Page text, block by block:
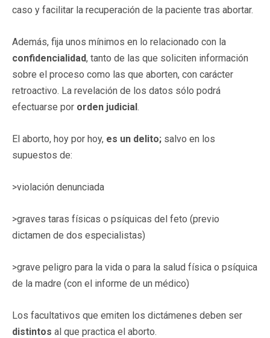
caso y facilitar la recuperación de la paciente tras abortar.
Además, fija unos mínimos en lo relacionado con la
confidencialidad, tanto de las que soliciten información
sobre el proceso como las que aborten, con carácter
retroactivo. La revelación de los datos sólo podrá
efectuarse por orden judicial.
El aborto, hoy por hoy, es un delito; salvo en los
supuestos de:
>violación denunciada
>graves taras físicas o psíquicas del feto (previo
dictamen de dos especialistas)
>grave peligro para la vida o para la salud física o psíquica
de la madre (con el informe de un médico)
Los facultativos que emiten los dictámenes deben ser
distintos al que practica el aborto.